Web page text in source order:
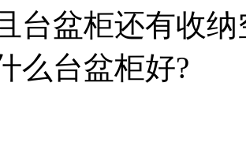
台盆柜还有收
么台盆柜好?